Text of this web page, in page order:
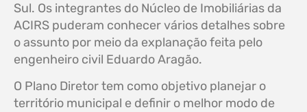
Sul. Os integrantes do Núcleo de Imobiliárias da
ACIRS puderam conhecer vários detalhes sobre
o assunto por meio da explanação feita pelo
engenheiro civil Eduardo Aragão.
O Plano Diretor tem como objetivo planejar o
território municipal e definir o melhor modo de